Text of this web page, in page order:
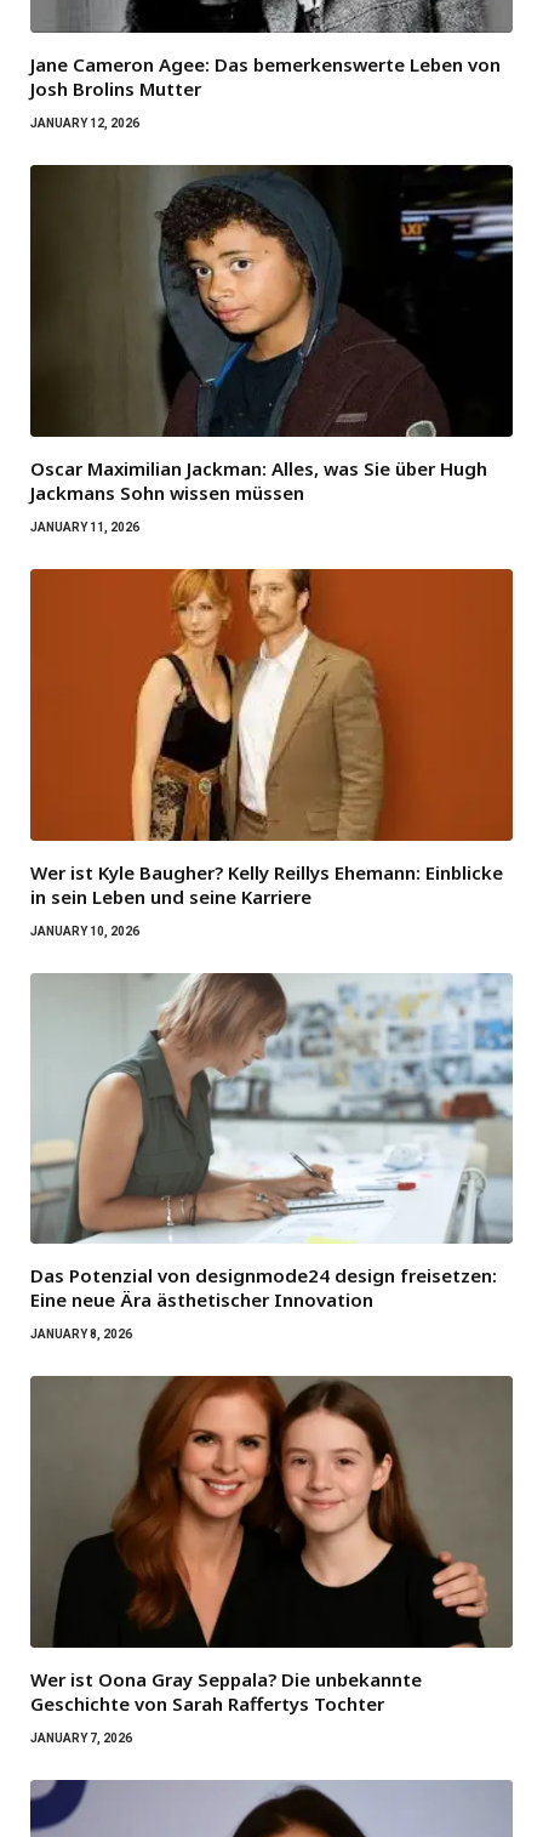
Jane Cameron Agee: Das bemerkenswerte Leben von
Josh Brolins Mutter
JANUARY 12, 2026
Oscar Maximilian Jackman: Alles, was Sie über Hugh
Jackmans Sohn wissen müssen
JANUARY 11, 2026
Wer ist Kyle Baugher? Kelly Reillys Ehemann: Einblicke
in sein Leben und seine Karriere
JANUARY 10, 2026
Das Potenzial von designmode24 design freisetzen:
Eine neue Ära ästhetischer Innovation
JANUARY 8, 2026
Wer ist Oona Gray Seppala? Die unbekannte
Geschichte von Sarah Raffertys Tochter
JANUARY 7, 2026